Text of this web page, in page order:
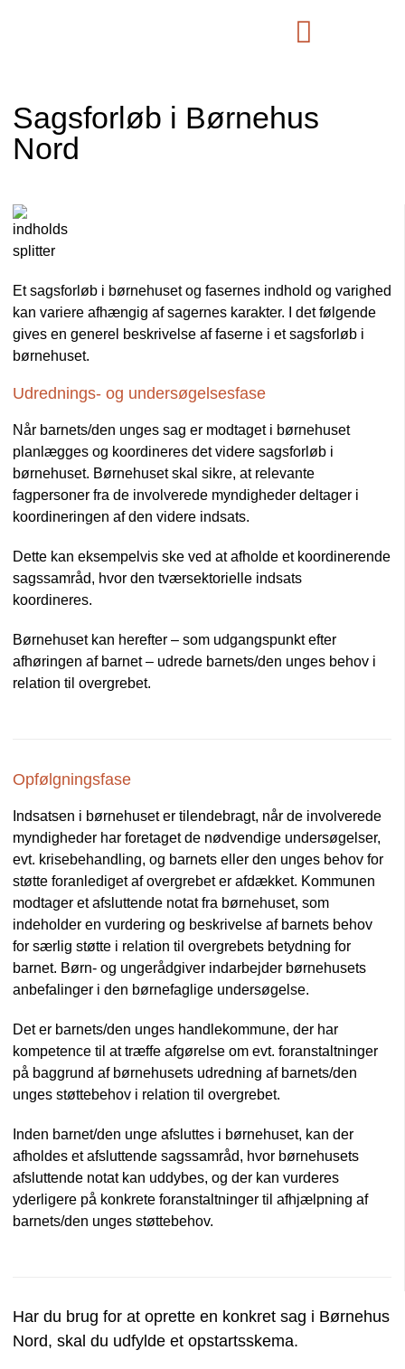
Sagsforløb i Børnehus
Nord
Et sagsforløb i børnehuset og fasernes indhold og varighed
kan variere afhængig af sagernes karakter. I det følgende
gives en generel beskrivelse af faserne i et sagsforløb i
børnehuset.
Udrednings- og undersøgelsesfase
Når barnets/den unges sag er modtaget i børnehuset
planlægges og koordineres det videre sagsforløb i
børnehuset. Børnehuset skal sikre, at relevante
fagpersoner fra de involverede myndigheder deltager i
koordineringen af den videre indsats.
Dette kan eksempelvis ske ved at afholde et koordinerende
sagssamråd, hvor den tværsektorielle indsats
koordineres.
Børnehuset kan herefter – som udgangspunkt efter
afhøringen af barnet – udrede barnets/den unges behov i
relation til overgrebet.
Opfølgningsfase
Indsatsen i børnehuset er tilendebragt, når de involverede
myndigheder har foretaget de nødvendige undersøgelser,
evt. krisebehandling, og barnets eller den unges behov for
støtte foranlediget af overgrebet er afdækket. Kommunen
modtager et afsluttende notat fra børnehuset, som
indeholder en vurdering og beskrivelse af barnets behov
for særlig støtte i relation til overgrebets betydning for
barnet. Børn- og ungerådgiver indarbejder børnehusets
anbefalinger i den børnefaglige undersøgelse.
Det er barnets/den unges handlekommune, der har
kompetence til at træffe afgørelse om evt. foranstaltninger
på baggrund af børnehusets udredning af barnets/den
unges støttebehov i relation til overgrebet.
Inden barnet/den unge afsluttes i børnehuset, kan der
afholdes et afsluttende sagssamråd, hvor børnehusets
afsluttende notat kan uddybes, og der kan vurderes
yderligere på konkrete foranstaltninger til afhjælpning af
barnets/den unges støttebehov.
Har du brug for at oprette en konkret sag i Børnehus
Nord, skal du udfylde et opstartsskema.